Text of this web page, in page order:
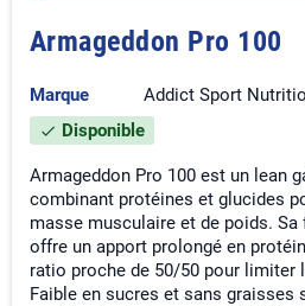
Armageddon Pro 100
Marque Addict Sport
check Disponible
Armageddon Pro 100 est un lean
combinant protéines et glucides
masse musculaire et de poids.
offre un apport prolongé en
ratio proche de 50/50 pour limiter
Faible en sucres et sans graisses